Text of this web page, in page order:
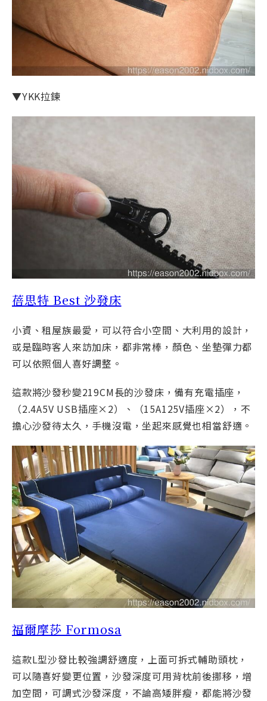
▼YKK拉鍊
蓓思特 Best 沙發床
小資、租屋族最愛，可以符合小空間、大利用的設計，
或是臨時客人來訪加床，都非常棒，顏色、坐墊彈力都
可以依照個人喜好調整。
這款將沙發秒變219CM長的沙發床，備有充電插座，
（2.4A5V USB插座×2）、（15A125V插座×2），不
擔心沙發待太久，手機沒電，坐起來感覺也相當舒適。
福爾摩莎 Formosa
這款L型沙發比較強調舒適度，上面可拆式輔助頭枕，
可以隨喜好變更位置，沙發深度可用背枕前後挪移，增
加空間，可調式沙發深度，不論高矮胖瘦，都能將沙發